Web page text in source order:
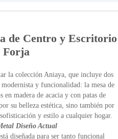
de Centro y Escritorio
Forja
la colección Aniaya, que incluye dos
y funcionalidad: la mesa de
madera de acacia y con patas de
su belleza estética, sino también por
y estilo a cualquier hogar.
Diseño Actual
diseñada para ser tanto funcional